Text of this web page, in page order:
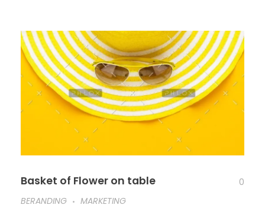
Basket of Flower on table
0
BERANDING
MARKETING